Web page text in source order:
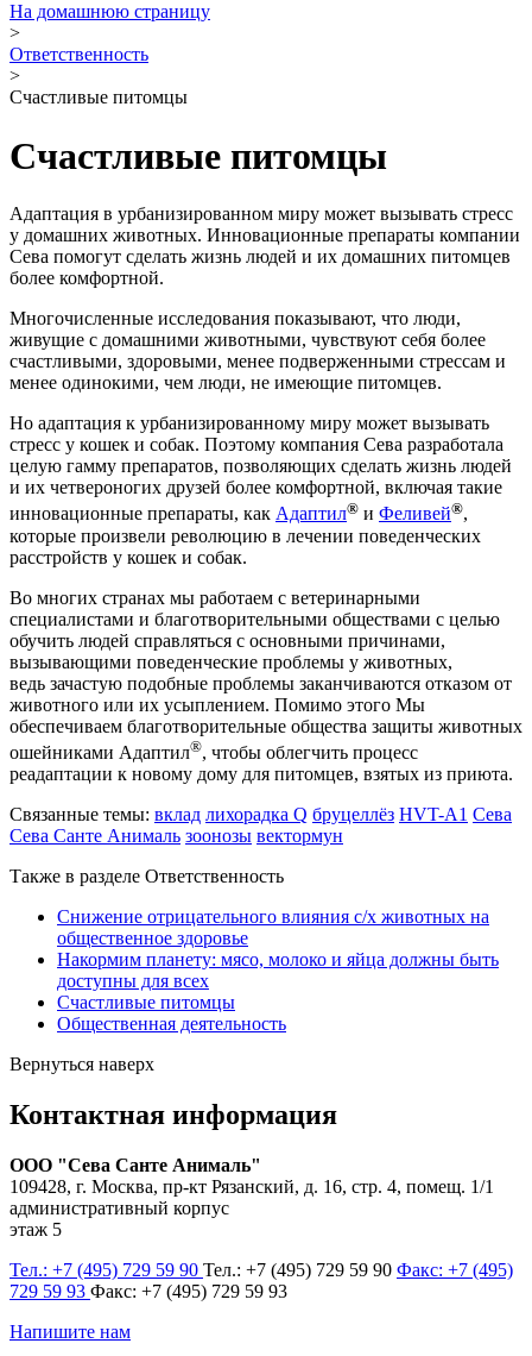
На домашнюю страницу
>
Ответственность
>
Счастливые питомцы
Счастливые питомцы
Адаптация в урбанизированном миру может вызывать стресс
у домашних животных. Инновационные препараты компании
Сева помогут сделать жизнь людей и их домашних питомцев
более комфортной.
Многочисленные исследования показывают, что люди,
живущие с домашними животными, чувствуют себя более
счастливыми, здоровыми, менее подверженными стрессам и
менее одинокими, чем люди, не имеющие питомцев.
Но адаптация к урбанизированному миру может вызывать
стресс у кошек и собак. Поэтому компания Сева разработала
целую гамму препаратов, позволяющих сделать жизнь людей
и их четвероногих друзей более комфортной, включая такие
инновационные препараты, как Адаптил® и Феливей®,
которые произвели революцию в лечении поведенческих
расстройств у кошек и собак.
Во многих странах мы работаем с ветеринарными
специалистами и благотворительными обществами с целью
обучить людей справляться с основными причинами,
вызывающими поведенческие проблемы у животных,
ведь зачастую подобные проблемы заканчиваются отказом от
животного или их усыплением. Помимо этого Мы
обеспечиваем благотворительные общества защиты животных
ошейниками Адаптил®, чтобы облегчить процесс
реадаптации к новому дому для питомцев, взятых из приюта.
Связанные темы: вклад лихорадка Q бруцеллёз HVT-A1 Сева
Сева Санте Анималь зоонозы вектормун
Также в разделе Ответственность
Снижение отрицательного влияния с/х животных на
общественное здоровье
Накормим планету: мясо, молоко и яйца должны быть
доступны для всех
Счастливые питомцы
Общественная деятельность
Вернуться наверх
Контактная информация
ООО "Сева Санте Анималь"
109428, г. Москва, пр-кт Рязанский, д. 16, стр. 4, помещ. 1/1
административный корпус
этаж 5
Тел.: +7 (495) 729 59 90 Тел.: +7 (495) 729 59 90 Факс: +7 (495)
729 59 93 Факс: +7 (495) 729 59 93
Напишите нам